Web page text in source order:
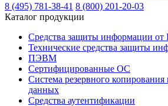
8 (495) 781-38-41 8 (800) 201-20-03
Каталог продукции
Средства защиты информации
Технические средства защиты
ПЭВМ
Сертифицированные ОС
Система резервного копирования
данных
Средства аутентификации